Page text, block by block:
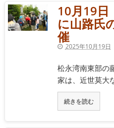
10月19日
に山路氏
催
2025年10月19日
松永湾南東部の
家は、近世莫大
続きを読む